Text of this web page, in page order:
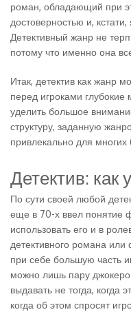
роман, обладающий при
достоверностью и,
Детективный жанр не
потому что именно она
Итак, детектив как жанр
перед игроками
уделить большое
структуру, заданную
привлекально для многих
Детектив: как
По сути своей любой
еще в 70-х ввел понятие
использовать его и в
детективного романа
при себе большую часть
можно лишь пару
выдавать не тогда, когда
когда об этом спросят